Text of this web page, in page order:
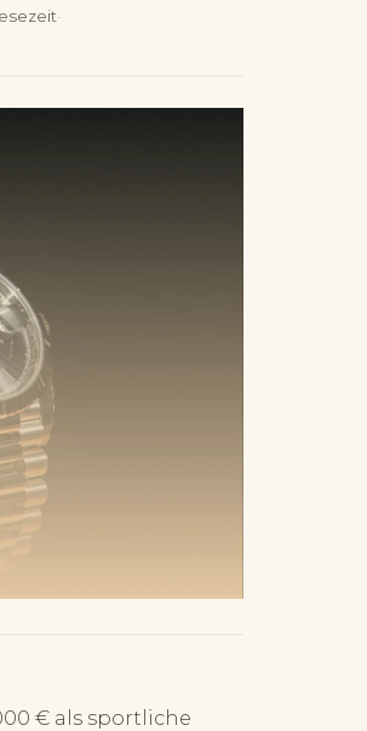
·
€ als sportliche